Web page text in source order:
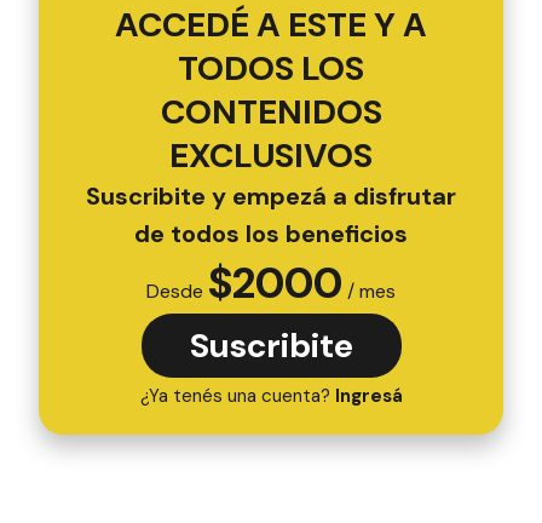
ACCEDÉ A ESTE Y A
TODOS LOS
CONTENIDOS
EXCLUSIVOS
Suscribite y empezá a disfrutar
de todos los beneficios
Desde $2000 / mes
Suscribite
¿Ya tenés una cuenta? Ingresá